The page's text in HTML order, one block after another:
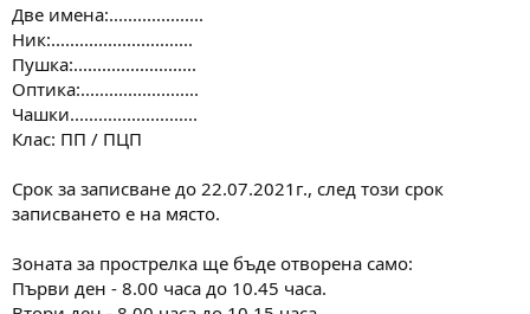
Две имена:....................
Ник:..............................
Пушка:..........................
Оптика:.........................
Чашки...........................
Клас: ПП / ПЦП
Срок за записване до 22.07.2021г., след този срок
записването е на място.
Зоната за прострелка ще бъде отворена само:
Първи ден - 8.00 часа до 10.45 часа.